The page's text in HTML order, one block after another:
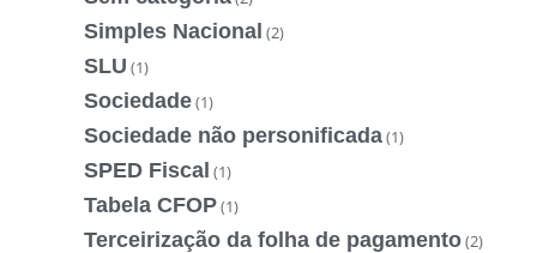
Simples Nacional (2)
SLU (1)
Sociedade(1)
Sociedade não personificada(1)
SPED Fiscal (1)
Tabela CFOP(1)
Terceirização da folha de pagamento(2)